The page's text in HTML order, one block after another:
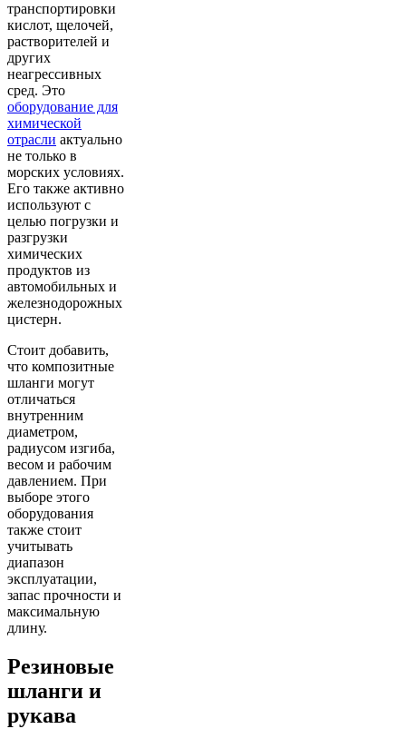
транспортировки
кислот, щелочей,
растворителей и
других
неагрессивных
сред. Это
оборудование для
химической
отрасли актуально
не только в
морских условиях.
Его также активно
используют с
целью погрузки и
разгрузки
химических
продуктов из
автомобильных и
железнодорожных
цистерн.
Стоит добавить,
что композитные
шланги могут
отличаться
внутренним
диаметром,
радиусом изгиба,
весом и рабочим
давлением. При
выборе этого
оборудования
также стоит
учитывать
диапазон
эксплуатации,
запас прочности и
максимальную
длину.
Резиновые
шланги и
рукава